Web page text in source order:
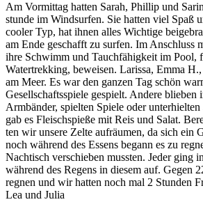
Am Vor­mit­tag hat­ten Sarah, Phillip und
stunde im Wind­sur­fen. Sie hat­ten viel Spaß
cool­er Typ, hat ihnen alles Wichtige
am Ende geschafft zu sur­fen. Im Anschluss
ihre Schwimm und Tauch­fähigkeit im Pool,
Watertrekking, beweisen. Laris­sa, Emma
am Meer. Es war den ganzen Tag schön
Gesellschaftsspiele gespielt. Andere blieben
Arm­bän­der, spiel­ten Spiele oder
gab es Fleis­chspieße mit Reis und Salat.
ten wir unsere Zelte aufräu­men, da sich ein
noch während des Essens begann es zu
Nachtisch ver­schieben mussten. Jed­er ging
während des Regens in diesem auf. Gegen
reg­nen und wir hat­ten noch mal 2 Stun­den
Lea und Julia